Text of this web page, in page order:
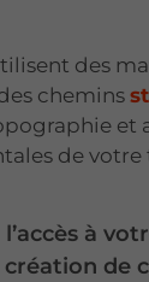
des
chemins
et
de votre
à
de